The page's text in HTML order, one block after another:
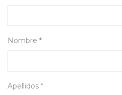
Nombre *
Apellidos *